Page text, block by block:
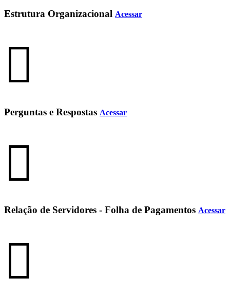
Estrutura Organizacional Acessar
Perguntas e Respostas Acessar
Relação de Servidores - Folha de Pagamentos Acessar